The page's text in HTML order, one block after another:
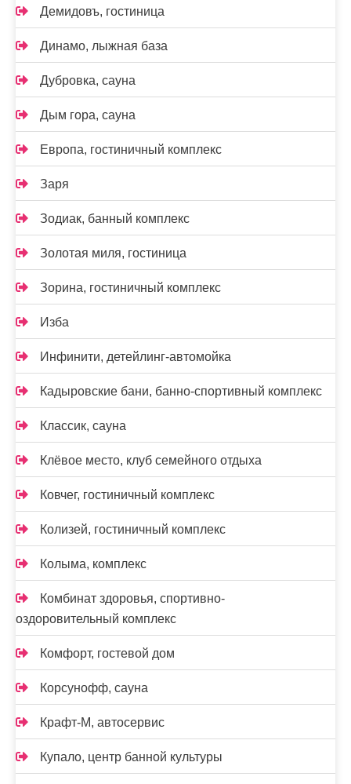
Демидовъ, гостиница
Динамо, лыжная база
Дубровка, сауна
Дым гора, сауна
Европа, гостиничный комплекс
Заря
Зодиак, банный комплекс
Золотая миля, гостиница
Зорина, гостиничный комплекс
Изба
Инфинити, детейлинг-автомойка
Кадыровские бани, банно-спортивный комплекс
Классик, сауна
Клёвое место, клуб семейного отдыха
Ковчег, гостиничный комплекс
Колизей, гостиничный комплекс
Колыма, комплекс
Комбинат здоровья, спортивно-
оздоровительный комплекс
Комфорт, гостевой дом
Корсунофф, сауна
Крафт-М, автосервис
Купало, центр банной культуры